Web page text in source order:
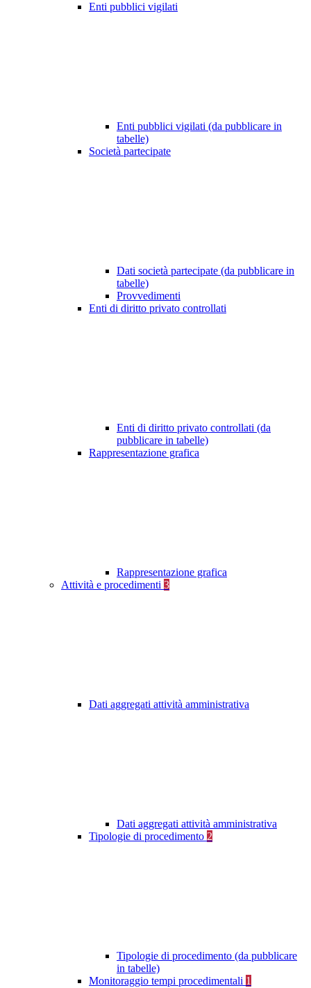
Enti pubblici vigilati
Enti pubblici vigilati (da pubblicare in
tabelle)
Società partecipate
Dati società partecipate (da pubblicare in
tabelle)
Provvedimenti
Enti di diritto privato controllati
Enti di diritto privato controllati (da
pubblicare in tabelle)
Rappresentazione grafica
Rappresentazione grafica
Attività e procedimenti 3
Dati aggregati attività amministrativa
Dati aggregati attività amministrativa
Tipologie di procedimento 2
Tipologie di procedimento (da pubblicare
in tabelle)
Monitoraggio tempi procedimentali 1